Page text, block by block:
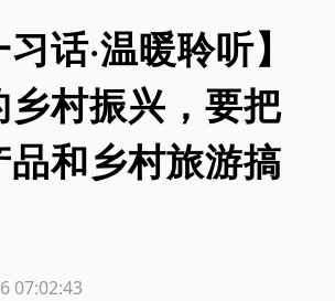
习话·温暖聆听】
村振兴，要把
和乡村旅游搞
07:02:43